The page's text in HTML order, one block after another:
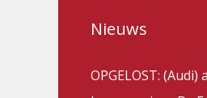
Nieuws
OPGELOST: